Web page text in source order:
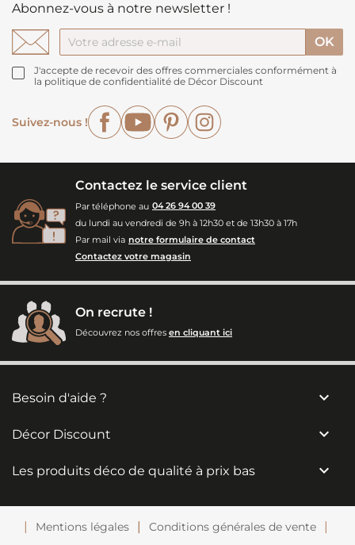
Abonnez-vous à notre newsletter !
J'accepte de recevoir des offres commerciales conformément à
la politique de confidentialité de Décor Discount
Suivez-nous !
FacebookYouTubePinterest
Contactez le service client
Par téléphone au 04 26 94 00 39
du lundi au vendredi de 9h à 12h30 et de 13h30 à 17h
Par mail via notre formulaire de contact
Contactez votre magasin
On recrute !
Découvrez nos offres en cliquant ici
Besoin d'aide ? 
Décor Discount 
Les produits déco de qualité à prix bas 
Mentions légales
Conditions générales de vente